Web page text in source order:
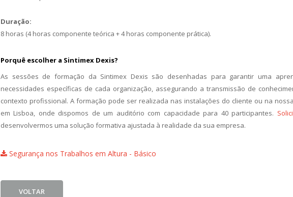
Duração:
8 horas (4 horas componente teórica + 4 horas componente prática).
Porquê escolher a Sintimex Dexis?
As sessões de formação da Sintimex Dexis são desenhadas para garantir uma
necessidades específicas de cada organização, assegurando a transmissão de
contexto profissional. A formação pode ser realizada nas instalações do cliente ou na
em Lisboa, onde dispomos de um auditório com capacidade para 40 participantes.
desenvolvermos uma solução formativa ajustada à realidade da sua empresa.
Segurança nos Trabalhos em Altura - Básico
VOLTAR